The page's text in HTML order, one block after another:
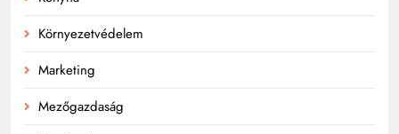
Környezetvédelem
Marketing
Mezőgazdaság